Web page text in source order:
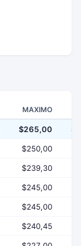
MAXIMO
$265,00
$250,00
$239,30
$245,00
$245,00
$240,45